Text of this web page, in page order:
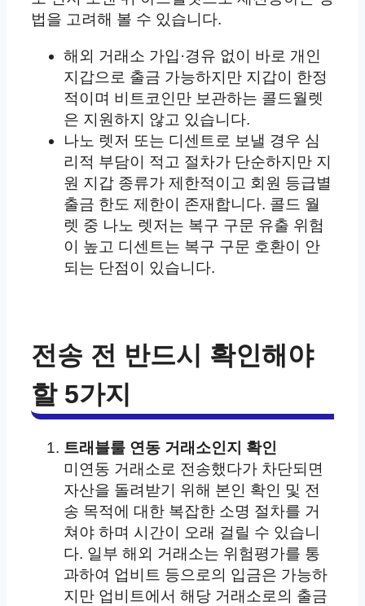
법을 고려해 볼 수 있습니다.
해외 거래소 가입·경유 없이 바로 개인
지갑으로 출금 가능하지만 지갑이 한정
적이며 비트코인만 보관하는 콜드월렛
은 지원하지 않고 있습니다.
나노 렛저 또는 디센트로 보낼 경우 심
리적 부담이 적고 절차가 단순하지만 지
원 지갑 종류가 제한적이고 회원 등급별
출금 한도 제한이 존재합니다. 콜드 월
렛 중 나노 렛저는 복구 구문 유출 위험
이 높고 디센트는 복구 구문 호환이 안
되는 단점이 있습니다.
전송 전 반드시 확인해야
할 5가지
트래블룰 연동 거래소인지 확인
미연동 거래소로 전송했다가 차단되면
자산을 돌려받기 위해 본인 확인 및 전
송 목적에 대한 복잡한 소명 절차를 거
쳐야 하며 시간이 오래 걸릴 수 있습니
다. 일부 해외 거래소는 위험평가를 통
과하여 업비트 등으로의 입금은 가능하
지만 업비트에서 해당 거래소로의 출금